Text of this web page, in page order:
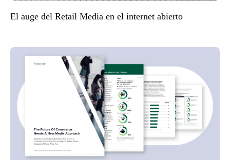
El auge del Retail Media en el internet abierto